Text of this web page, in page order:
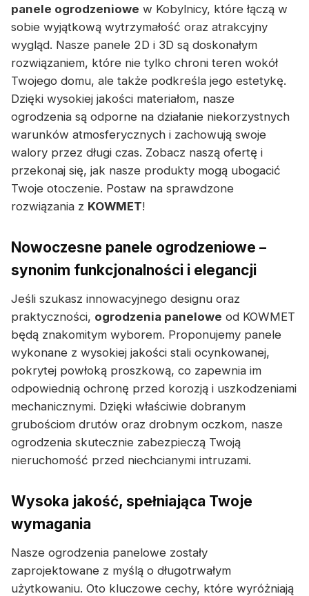
panele ogrodzeniowe w Kobylnicy, które łączą w
sobie wyjątkową wytrzymałość oraz atrakcyjny
wygląd. Nasze panele 2D i 3D są doskonałym
rozwiązaniem, które nie tylko chroni teren wokół
Twojego domu, ale także podkreśla jego estetykę.
Dzięki wysokiej jakości materiałom, nasze
ogrodzenia są odporne na działanie niekorzystnych
warunków atmosferycznych i zachowują swoje
walory przez długi czas. Zobacz naszą ofertę i
przekonaj się, jak nasze produkty mogą ubogacić
Twoje otoczenie. Postaw na sprawdzone
rozwiązania z KOWMET!
Nowoczesne panele ogrodzeniowe –
synonim funkcjonalności i elegancji
Jeśli szukasz innowacyjnego designu oraz
praktyczności, ogrodzenia panelowe od KOWMET
będą znakomitym wyborem. Proponujemy panele
wykonane z wysokiej jakości stali ocynkowanej,
pokrytej powłoką proszkową, co zapewnia im
odpowiednią ochronę przed korozją i uszkodzeniami
mechanicznymi. Dzięki właściwie dobranym
grubościom drutów oraz drobnym oczkom, nasze
ogrodzenia skutecznie zabezpieczą Twoją
nieruchomość przed niechcianymi intruzami.
Wysoka jakość, spełniająca Twoje
wymagania
Nasze ogrodzenia panelowe zostały
zaprojektowane z myślą o długotrwałym
użytkowaniu. Oto kluczowe cechy, które wyróżniają